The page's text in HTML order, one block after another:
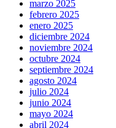
marzo 2025
febrero 2025
enero 2025
diciembre 2024
noviembre 2024
octubre 2024
septiembre 2024
agosto 2024
julio 2024
junio 2024
mayo 2024
abril 2024